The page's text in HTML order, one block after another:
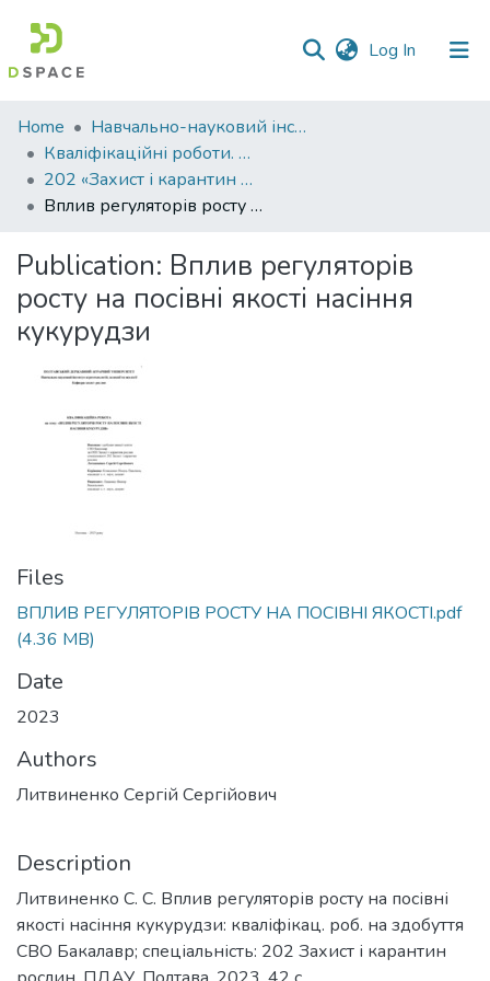
Log In (current)
Communities
&
Collections
All of DSpace
Statistics
Home
Навчально-науковий інститут агротехнологій, селекції та екології
Кваліфікаційні роботи. ННІ агротехнологій, селекції та екології
202 «Захист і карантин рослин » - Бакалаври 2022-2023
Вплив регуляторів росту на посівні якості насіння кукурудзи
Publication: Вплив регуляторів
росту на посівні якості насіння
кукурудзи
Files
ВПЛИВ РЕГУЛЯТОРІВ РОСТУ НА ПОСІВНІ ЯКОСТІ.pdf
(4.36 MB)
Date
2023
Authors
Литвиненко Сергій Сергійович
Description
Литвиненко С. С. Вплив регуляторів росту на посівні
якості насіння кукурудзи: кваліфікац. роб. на здобуття
СВО Бакалавр; спеціальність: 202 Захист і карантин